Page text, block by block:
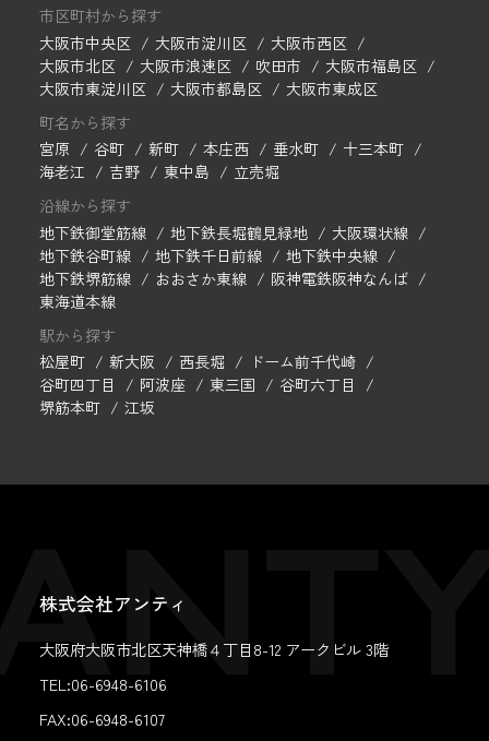
市区町村から探す
大阪市中央区
大阪市淀川区
大阪市西区
大阪市北区
大阪市浪速区 吹田市
大阪市福島区
大阪市東淀川区
大阪市都島区
大阪市東成区
町名から探す
宮原
谷町 新町 本庄西 垂水町
十三本町
海老江
吉野 東中島
立売堀
沿線から探す
地下鉄御堂筋線
地下鉄長堀鶴見緑地
大阪環状線
地下鉄谷町線
地下鉄千日前線
地下鉄中央線
地下鉄堺筋線
おおさか東線
阪神電鉄阪神なんば
東海道本線
駅から探す
松屋町
新大阪 西長堀
ドーム前千代崎
谷町四丁目
阿波座 東三国
谷町六丁目
堺筋本町
江坂
株式会社アンティ
大阪府大阪市北区天神橋４丁目8-12 アークビル 3階
TEL:06-6948-6106
FAX:06-6948-6107